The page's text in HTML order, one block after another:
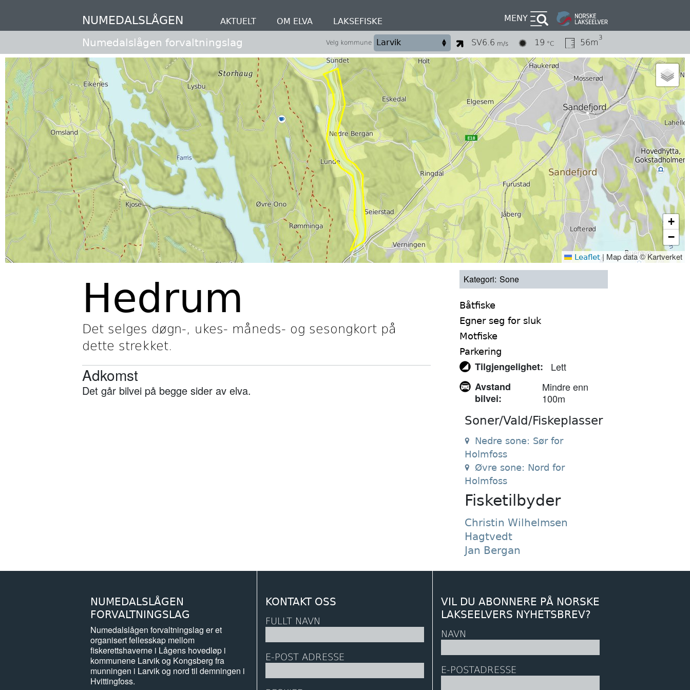
hovedinnhold
NUMEDALSLÅGEN AKTUELT OM ELVA LAKSEFISKE MENY
Numedalslågen forvaltningslag Velg kommune SV6.6 m/s 19 °C 56m 3
+
−
Leaflet | Map data © Kartverket
Hedrum
Det selges døgn-, ukes- måneds- og sesongkort på
dette strekket.
Adkomst
Det går bilvei på begge sider av elva.
Kategori Sone
Båtfiske
Egner seg for sluk
Motfiske
Parkering
Tilgjengelighet
Lett
Avstand
bilvei
Mindre enn
100m
Soner/Vald/Fiskeplasser
Nedre sone: Sør for
Holmfoss
Øvre sone: Nord for
Holmfoss
Fisketilbyder
Christin Wilhelmsen
Hagtvedt
Jan Bergan
NUMEDALSLÅGEN
FORVALTNINGSLAG
Numedalslågen forvaltningslag er et
organisert fellesskap mellom
fiskerettshaverne i Lågens hovedløp i
kommunene Larvik og Kongsberg fra
munningen i Larvik og nord til demningen i
Hvittingfoss.
KONTAKT OSS
FULLT NAVN
E-POST ADRESSE
VIL DU ABONNERE PÅ NORSKE
LAKSEELVERS NYHETSBREV?
NAVN
E-POSTADRESSE